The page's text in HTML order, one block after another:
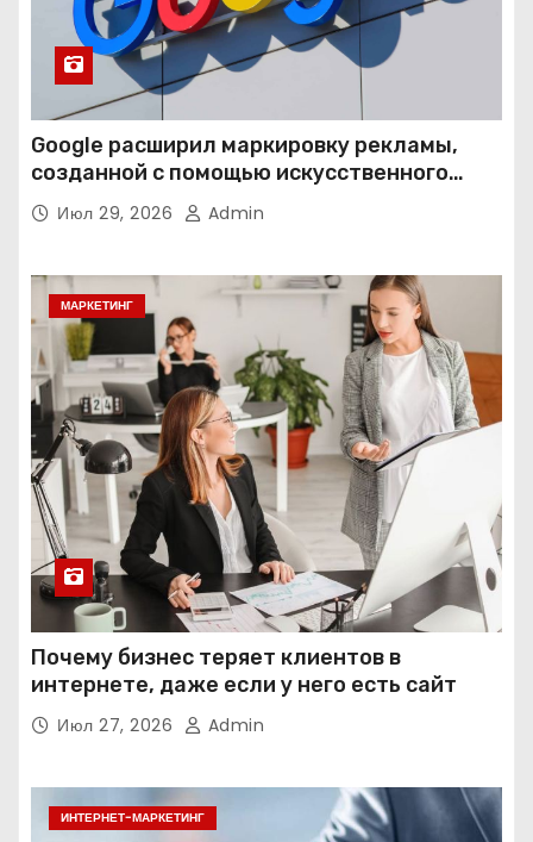
Google расширил маркировку рекламы,
созданной с помощью искусственного
интеллекта
Июл 29, 2026 Admin
МАРКЕТИНГ
Почему бизнес теряет клиентов в
интернете, даже если у него есть сайт
Июл 27, 2026 Admin
ИНТЕРНЕТ-МАРКЕТИНГ